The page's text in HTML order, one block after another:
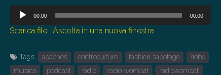
Audio
00:00 00:00
Scarica file Ascolta in una nuova finestra
Tags: apaches controculture fashion sabotage
hobo
musica
podcast radio radio wombat
radiowombat